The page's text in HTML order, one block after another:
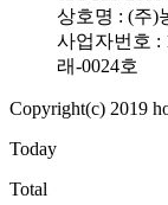
상호명 : (주)
사업자번호 :
래-0024호
Copyright(c) 2019
Today
Total